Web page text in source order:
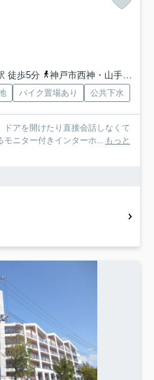
徒歩5分
神戸市西神・山手線「学園都市」駅 バス9分 「伊川谷駅」 停歩5分
バイク置場あり 公共下水
ドアを開けたり直接会話しなくて
ニター付きインターホ...
もっと